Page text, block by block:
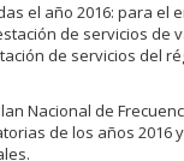
el año 2016: para el
de servicios
de servicios del
Nacional de
de los años